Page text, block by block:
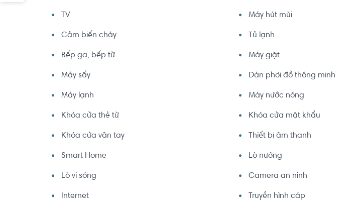
TV Máy hút mùi
Cảm biến cháy Tủ lạnh
Bếp ga, bếp từ Máy giặt
Máy sấy Dàn phơi đồ thông minh
Máy lạnh Máy nước nóng
Khóa cửa thẻ từ Khóa cửa mật khẩu
Khóa cửa vân tay Thiết bị âm thanh
Smart Home Lò nướng
Lò vi sóng Camera an ninh
Internet Truyền hình cáp